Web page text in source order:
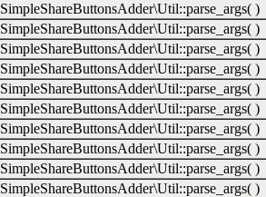
SimpleShareButtonsAdder\Util::parse_args( )
SimpleShareButtonsAdder\Util::parse_args( )
SimpleShareButtonsAdder\Util::parse_args( )
SimpleShareButtonsAdder\Util::parse_args( )
SimpleShareButtonsAdder\Util::parse_args( )
SimpleShareButtonsAdder\Util::parse_args( )
SimpleShareButtonsAdder\Util::parse_args( )
SimpleShareButtonsAdder\Util::parse_args( )
SimpleShareButtonsAdder\Util::parse_args( )
SimpleShareButtonsAdder\Util::parse_args( )